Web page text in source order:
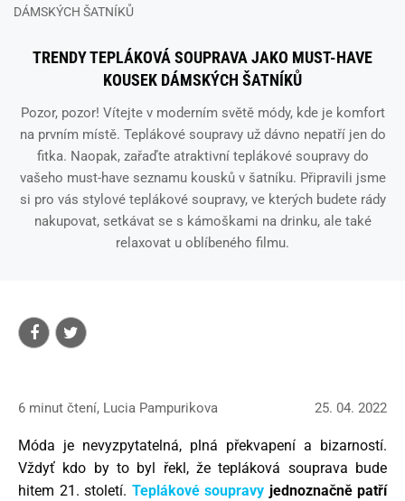
DÁMSKÝCH ŠATNÍKŮ
TRENDY TEPLÁKOVÁ SOUPRAVA JAKO MUST-HAVE
KOUSEK DÁMSKÝCH ŠATNÍKŮ
Pozor, pozor! Vítejte v moderním světě módy, kde je komfort
na prvním místě. Teplákové soupravy už dávno nepatří jen do
fitka. Naopak, zařaďte atraktivní teplákové soupravy do
vašeho must-have seznamu kousků v šatníku. Připravili jsme
si pro vás stylové teplákové soupravy, ve kterých budete rády
nakupovat, setkávat se s kámoškami na drinku, ale také
relaxovat u oblíbeného filmu.
6 minut čtení, Lucia Pampurikova 25. 04. 2022
Móda je nevyzpytatelná, plná překvapení a bizarností.
Vždyť kdo by to byl řekl, že tepláková souprava bude
hitem 21. století. Teplákové soupravy jednoznačně patří